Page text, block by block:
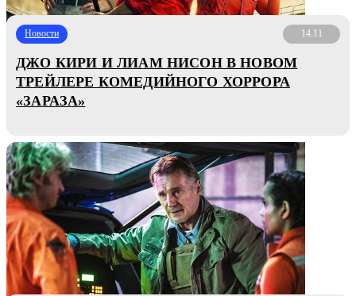
Новости 14.11
ДЖО КИРИ И ЛИАМ НИСОН В НОВОМ
ТРЕЙЛЕРЕ КОМЕДИЙНОГО ХОРРОРА
«ЗАРАЗА»